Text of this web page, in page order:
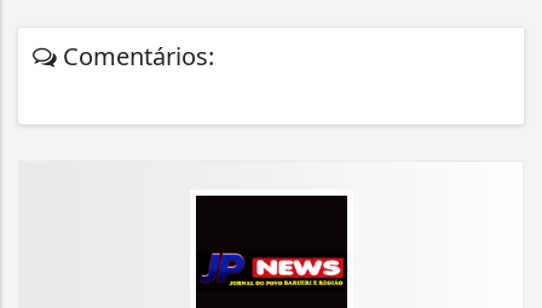
Comentários: